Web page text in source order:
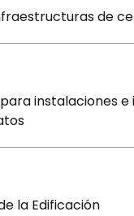
de
instalaciones
la Edificación